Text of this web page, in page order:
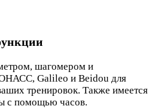
шагомером и
Galileo и Beidou для
тренировок. Также имеется
с помощью часов.